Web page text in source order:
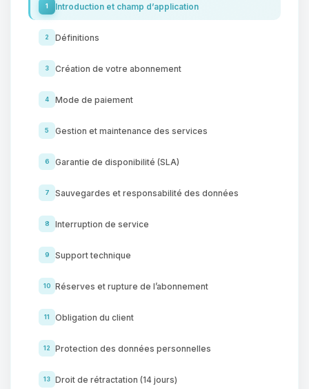
1 Introduction et champ d’application
2 Définitions
3 Création de votre abonnement
4 Mode de paiement
5 Gestion et maintenance des services
6 Garantie de disponibilité (SLA)
7 Sauvegardes et responsabilité des données
8 Interruption de service
9 Support technique
10 Réserves et rupture de l’abonnement
11 Obligation du client
12 Protection des données personnelles
13 Droit de rétractation (14 jours)